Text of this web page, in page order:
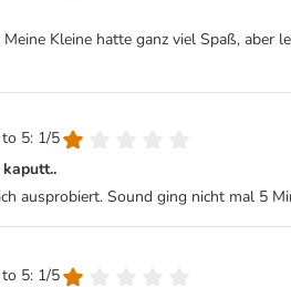
Kleine hatte ganz viel Spaß, aber
5: 1/5
ausprobiert. Sound ging nicht mal 5
5: 1/5